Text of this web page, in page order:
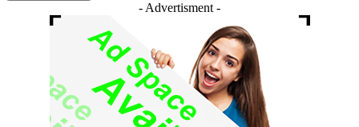
- Advertisment -